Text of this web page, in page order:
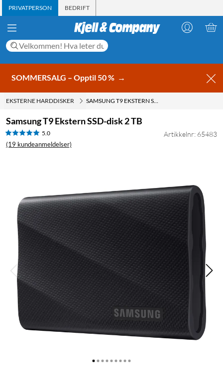
PRIVATPERSON BEDRIFT
SOMMERSALG – Opptil 50 % →
EKSTERNE HARDDISKER SAMSUNG T9 EKSTERN SSD-DISK 2 TB
Samsung T9 Ekstern SSD-disk 2 TB
5.0
(19 kundeanmeldelser)
Artikkelnr: 65483